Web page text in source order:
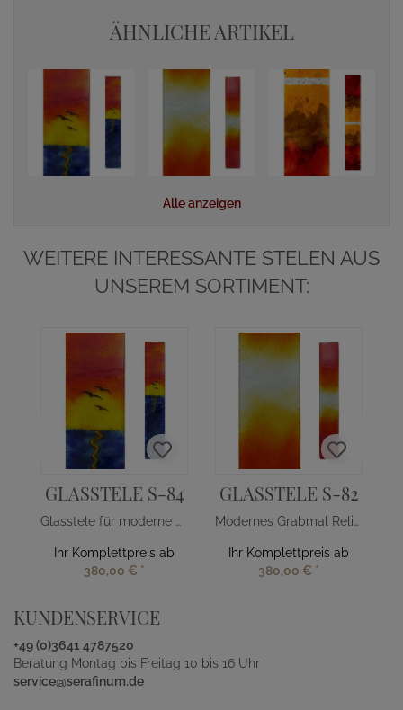
ÄHNLICHE ARTIKEL
Alle anzeigen
WEITERE INTERESSANTE STELEN AUS
UNSEREM SORTIMENT:
GLASSTELE S-84
Glasstele für moderne Grabsteine Sonnenuntargang
Ihr Komplettpreis ab
380,00 € *
GLASSTELE S-82
Modernes Grabmal Relief Glasdekor Orange-Gelb
Ihr Komplettpreis ab
380,00 € *
KUNDENSERVICE
+49 (0)3641 4787520
Beratung Montag bis Freitag 10 bis 16 Uhr
service@serafinum.de